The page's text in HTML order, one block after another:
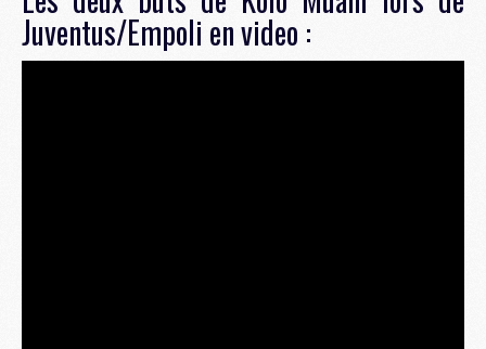
Juventus/Empoli en video :